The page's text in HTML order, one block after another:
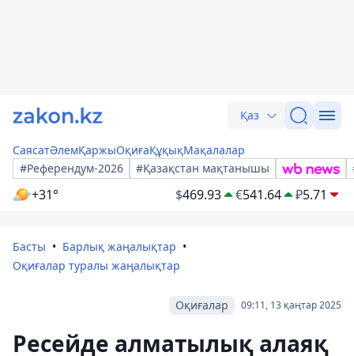
Қаз
СаясатӘлемҚаржыОқиғаҚұқықМақалалар
#Референдум-2026
#Қазақстан мақтанышы
+31° $469.93 €541.64 ₽5.71
Басты
Барлық жаңалықтар
Оқиғалар туралы жаңалықтар
09:11, 13 қаңтар 2025
Оқиғалар
Ресейде алматылық алаяқ